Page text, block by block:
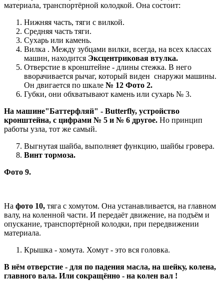
материала, транспортёрной колодкой. Она состоит:
Нижняя часть, тяги с вилкой.
Средняя часть тяги.
Сухарь или камень.
Вилка . Между зубцами вилки, всегда, на всех классах
машин, находится Эксцентриковая втулка.
Отверстие в кронштейне - длины стежка. В него
вворачивается рычаг, который виден снаружи машины.
Он двигается по шкале № 12 Фото 2.
Губки, они обхватывают камень или сухарь № 3.
На машине"Баттерфляй" - Butterfly, устройство
кронштейна, с цифрами № 5 и № 6 другое. Но принцип
работы узла, тот же самый.
Выгнутая шайба, выполняет функцию, шайбы гровера.
Винт тормоза.
Фото 9.
На фото 10, тяга с хомутом. Она устанавливается, на главном
валу, на коленной части. И передаёт движение, на подъём и
опускание, транспортёрной колодки, при передвижении
материала.
Крышка - хомута. Хомут - это вся головка.
В нём отверстие - для по падения масла, на шейку, колена,
главного вала. Или сокращённо - на колен вал !